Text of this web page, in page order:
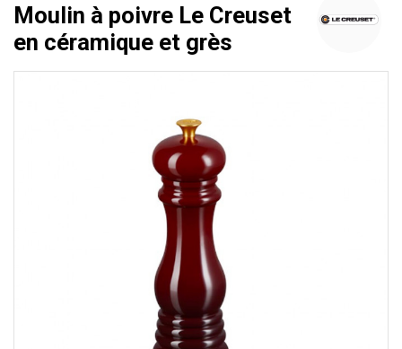
Moulin à poivre Le Creuset
en céramique et grès